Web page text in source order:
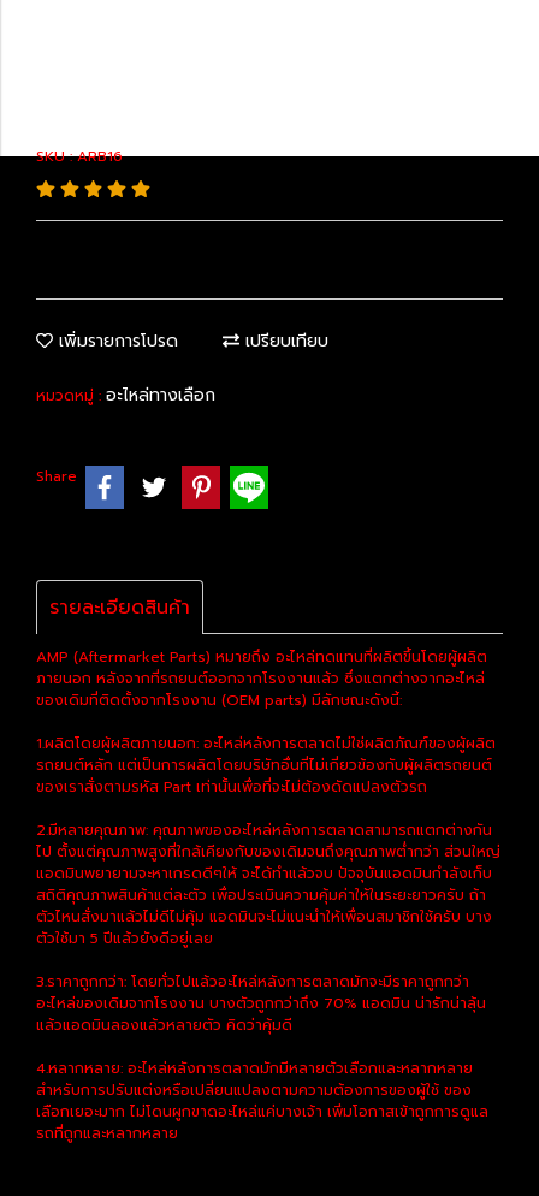
SKU : ARB16
เพิ่มรายการโปรด เปรียบเทียบ
หมวดหมู่ : อะไหล่ทางเลือก
Share
รายละเอียดสินค้า
AMP (Aftermarket Parts) หมายถึง อะไหล่ทดแทนที่ผลิตขึ้นโดยผู้ผลิต
ภายนอก หลังจากที่รถยนต์ออกจากโรงงานแล้ว ซึ่งแตกต่างจากอะไหล่
ของเดิมที่ติดตั้งจากโรงงาน (OEM parts) มีลักษณะดังนี้:
1.ผลิตโดยผู้ผลิตภายนอก: อะไหล่หลังการตลาดไม่ใช่ผลิตภัณฑ์ของผู้ผลิต
รถยนต์หลัก แต่เป็นการผลิตโดยบริษัทอื่นที่ไม่เกี่ยวข้องกับผู้ผลิตรถยนต์
ของเราสั่งตามรหัส Part เท่านั้นเพื่อที่จะไม่ต้องดัดแปลงตัวรถ
2.มีหลายคุณภาพ: คุณภาพของอะไหล่หลังการตลาดสามารถแตกต่างกัน
ไป ตั้งแต่คุณภาพสูงที่ใกล้เคียงกับของเดิมจนถึงคุณภาพต่ำกว่า ส่วนใหญ่
แอดมินพยายามจะหาเกรดดีๆให้ จะได้ทำแล้วจบ ปัจจุบันแอดมินกำลังเก็บ
สถิติคุณภาพสินค้าแต่ละตัว เพื่อประเมินความคุ้มค่าให้ในระยะยาวครับ ถ้า
ตัวไหนสั่งมาแล้วไม่ดีไม่คุ้ม แอดมินจะไม่แนะนำให้เพื่อนสมาชิกใช้ครับ บาง
ตัวใช้มา 5 ปีแล้วยังดีอยู่เลย
3.ราคาถูกกว่า: โดยทั่วไปแล้วอะไหล่หลังการตลาดมักจะมีราคาถูกกว่า
อะไหล่ของเดิมจากโรงงาน บางตัวถูกกว่าถึง 70% แอดมิน น่ารักน่าลุ้น
แล้วแอดมินลองแล้วหลายตัว คิดว่าคุ้มดี
4.หลากหลาย: อะไหล่หลังการตลาดมักมีหลายตัวเลือกและหลากหลาย
สำหรับการปรับแต่งหรือเปลี่ยนแปลงตามความต้องการของผู้ใช้ ของ
เลือกเยอะมาก ไม่โดนผูกขาดอะไหล่แค่บางเจ้า เพิ่มโอกาสเข้าถูกการดูแล
รถที่ถูกและหลากหลาย